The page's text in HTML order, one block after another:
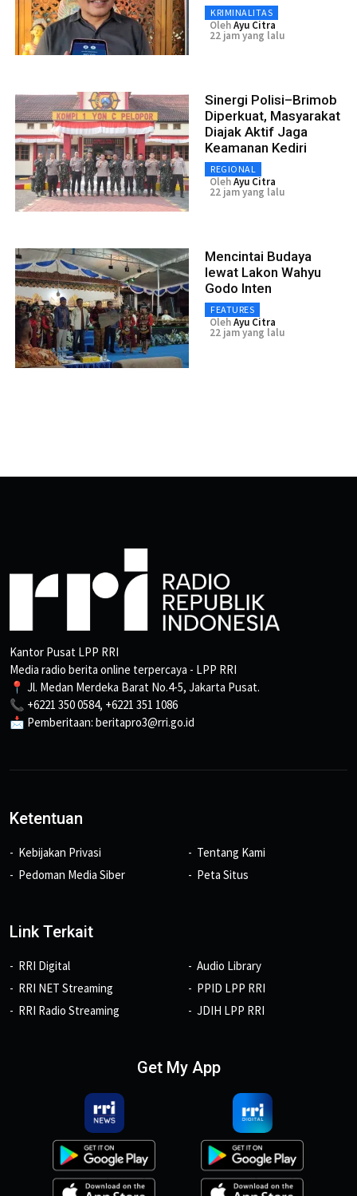
KRIMINALITAS
OlehAyu Citra
22 jam yang lalu
Sinergi Polisi–Brimob
Diperkuat, Masyarakat
Diajak Aktif Jaga
Keamanan Kediri
REGIONAL
OlehAyu Citra
22 jam yang lalu
Mencintai Budaya
lewat Lakon Wahyu
Godo Inten
FEATURES
OlehAyu Citra
22 jam yang lalu
Kantor Pusat LPP RRI
Media radio berita online terpercaya - LPP RRI
📍 Jl. Medan Merdeka Barat No.4-5, Jakarta Pusat.
📞 +6221 350 0584, +6221 351 1086
📩 Pemberitaan: beritapro3@rri.go.id
Ketentuan
Kebijakan Privasi
Pedoman Media Siber
Tentang Kami
Peta Situs
Link Terkait
RRI Digital
RRI NET Streaming
RRI Radio Streaming
Audio Library
PPID LPP RRI
JDIH LPP RRI
Get My App